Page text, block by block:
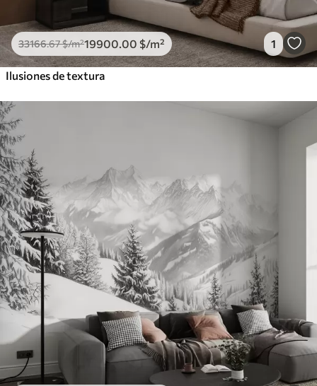
33166.67$/m²19900 .00 $/m² 1
Ilusiones de textura